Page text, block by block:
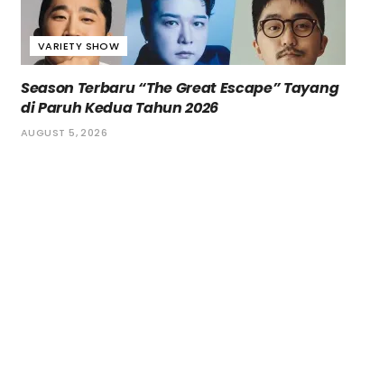
VARIETY SHOW
Season Terbaru “The Great Escape” Tayang
di Paruh Kedua Tahun 2026
AUGUST 5, 2026